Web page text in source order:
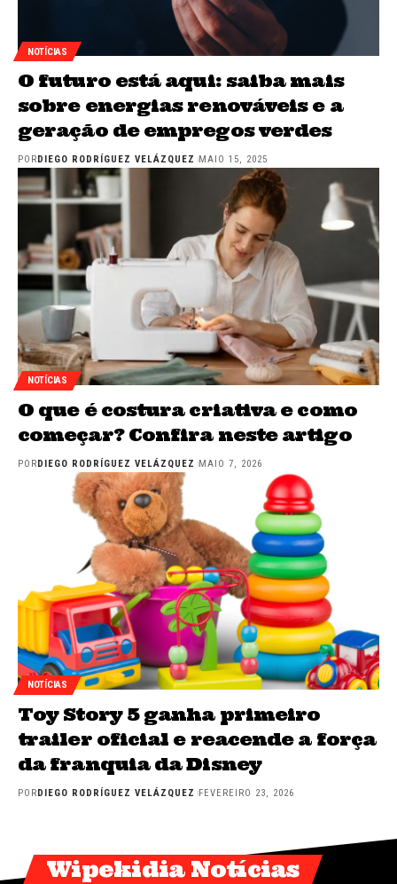
NOTÍCIAS
O futuro está aqui: saiba mais
sobre energias renováveis e a
geração de empregos verdes
POR DIEGO RODRÍGUEZ VELÁZQUEZ MAIO 15, 2025
NOTÍCIAS
O que é costura criativa e como
começar? Confira neste artigo
PORDIEGO RODRÍGUEZ VELÁZQUEZ MAIO 7, 2026
NOTÍCIAS
Toy Story 5 ganha primeiro
trailer oficial e reacende a força
da franquia da Disney
PORDIEGO RODRÍGUEZ VELÁZQUEZ FEVEREIRO 23, 2026
Wipekidia Notícias